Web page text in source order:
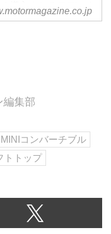
導入されるモデルま
ド完全網羅
編集部が取材した
は試乗インプレッシ
また、巻末には車両
諸元と各グレー...
編集部
MINIコンバーチブル
トトップ